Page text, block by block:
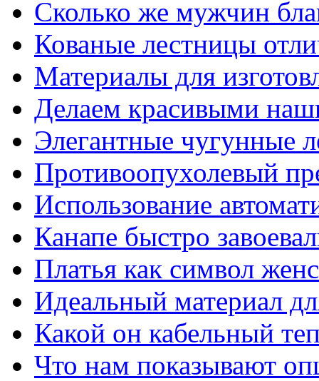
Сколько же мужчин
Кованые лестницы
Материалы для
Делаем красивыми
Элегантные чугунные
Противоопухолевый
Использование
Канапе быстро
Платья как символ
Идеальный материал
Какой он кабельный
Что нам показывают